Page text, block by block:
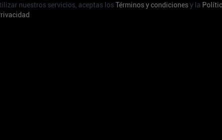
nuestros servicios, aceptas losTérminos y condicionesy la